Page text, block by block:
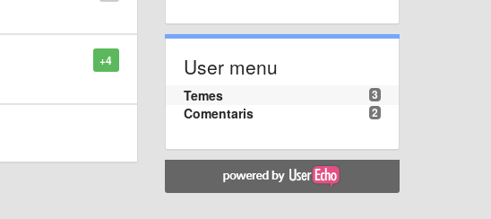
+4 User menu
3
Temes
2
Comentaris